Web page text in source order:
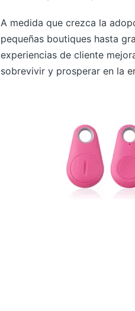
A medida que crezca la
pequeñas boutiques hasta
experiencias de cliente
sobrevivir y prosperar en la